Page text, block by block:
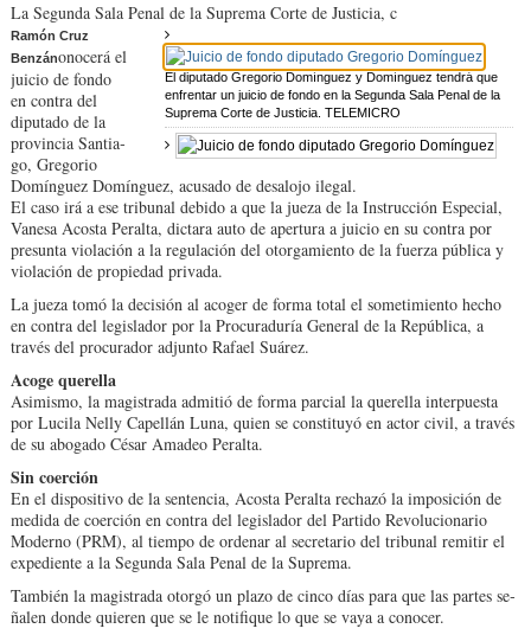
La Segunda Sala Penal de la Suprema Corte de Jus­ticia, c
El diputado Gregorio Domínguez y Domínguez tendrá que
enfrentar un juicio de fondo en la Segunda Sala Penal de la
Suprema Corte de Justicia. TELEMICRO
Ramón Cruz
Benzánonocerá el
juicio de fondo
en contra del
dipu­tado de la
provincia Santia­
go, Gregorio
Domínguez Domínguez, acusado de desalojo ilegal.
El caso irá a ese tribunal debido a que la jueza de la Instrucción Especial,
Va­nesa Acosta Peralta, dictara auto de apertura a juicio en su contra por
presunta vio­lación a la regulación del otorgamiento de la fuerza pública y
violación de pro­piedad privada.
La jueza tomó la deci­sión al acoger de forma to­tal el sometimiento hecho
en contra del legislador por la Procuraduría General de la República, a
través del procurador adjunto Rafael Suárez.
Acoge querella
Asimismo, la magistra­da admitió de forma par­cial la querella interpuesta
por Lucila Nelly Capellán Luna, quien se constituyó en actor civil, a través
de su abogado César Amadeo Pe­ralta.
Sin coerción
En el dispositivo de la sen­tencia, Acosta Peralta re­chazó la imposición de
me­dida de coerción en contra del legislador del Partido Revolucionario
Moderno (PRM), al tiempo de orde­nar al secretario del tribu­nal remitir el
expediente a la Segunda Sala Penal de la Suprema.
También la magistrada otorgó un plazo de cinco días para que las partes se­
ñalen donde quieren que se le notifique lo que se vaya a conocer.